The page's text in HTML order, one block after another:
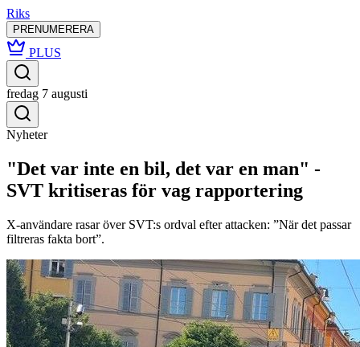
Riks
PRENUMERERA
PLUS
fredag 7 augusti
Nyheter
"Det var inte en bil, det var en man" -
SVT kritiseras för vag rapportering
X-användare rasar över SVT:s ordval efter attacken: ”När det passar
filtreras fakta bort”.